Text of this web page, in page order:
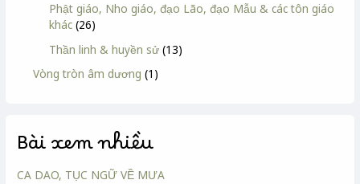
Phật giáo, Nho giáo, đạo Lão, đạo Mẫu & các tôn giáo
khác (26)
Thần linh & huyền sử (13)
Vòng tròn âm dương (1)
Bài xem nhiều
CA DAO, TỤC NGỮ VỀ MƯA